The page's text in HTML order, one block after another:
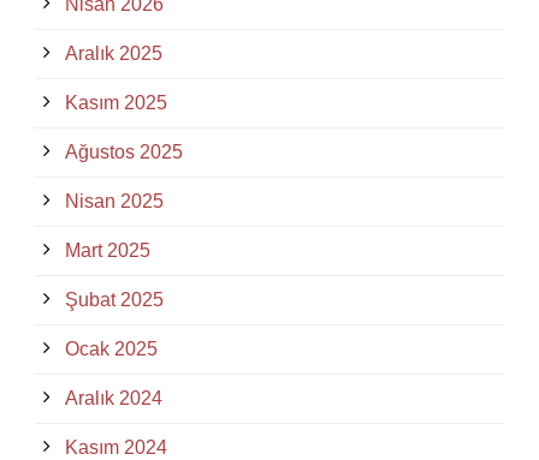
Nisan 2026
Aralık 2025
Kasım 2025
Ağustos 2025
Nisan 2025
Mart 2025
Şubat 2025
Ocak 2025
Aralık 2024
Kasım 2024